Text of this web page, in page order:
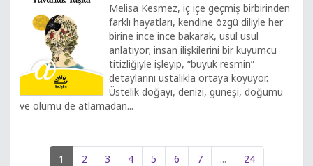
Melisa Kesmez, iç içe geçmiş birbirinden
farklı hayatları, kendine özgü diliyle her
birine ince ince bakarak, usul usul
anlatıyor; insan ilişkilerini bir kuyumcu
titizliğiyle işleyip, “büyük resmin”
detaylarını ustalıkla ortaya koyuyor.
Üstelik doğayı, denizi, güneşi, doğumu
ve ölümü de atlamadan...
1 2 3 4 5 6 7 ... 24